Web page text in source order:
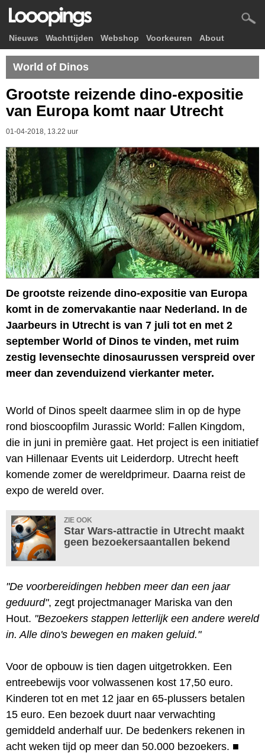
Nieuws Wachttijden Webshop Voorkeuren About
World of Dinos
Grootste reizende dino-expositie
van Europa komt naar Utrecht
01-04-2018, 13.22 uur
De grootste reizende dino-expositie van Europa
komt in de zomervakantie naar Nederland. In de
Jaarbeurs in Utrecht is van 7 juli tot en met 2
september World of Dinos te vinden, met ruim
zestig levensechte dinosaurussen verspreid over
meer dan zevenduizend vierkanter meter.
World of Dinos speelt daarmee slim in op de hype
rond bioscoopfilm Jurassic World: Fallen Kingdom,
die in juni in première gaat. Het project is een initiatief
van Hillenaar Events uit Leiderdorp. Utrecht heeft
komende zomer de wereldprimeur. Daarna reist de
expo de wereld over.
ZIE OOK
Star Wars-attractie in Utrecht maakt
geen bezoekersaantallen bekend
"De voorbereidingen hebben meer dan een jaar
geduurd", zegt projectmanager Mariska van den
Hout. "Bezoekers stappen letterlijk een andere wereld
in. Alle dino's bewegen en maken geluid."
Voor de opbouw is tien dagen uitgetrokken. Een
entreebewijs voor volwassenen kost 17,50 euro.
Kinderen tot en met 12 jaar en 65-plussers betalen
15 euro. Een bezoek duurt naar verwachting
gemiddeld anderhalf uur. De bedenkers rekenen in
acht weken tijd op meer dan 50.000 bezoekers. ■